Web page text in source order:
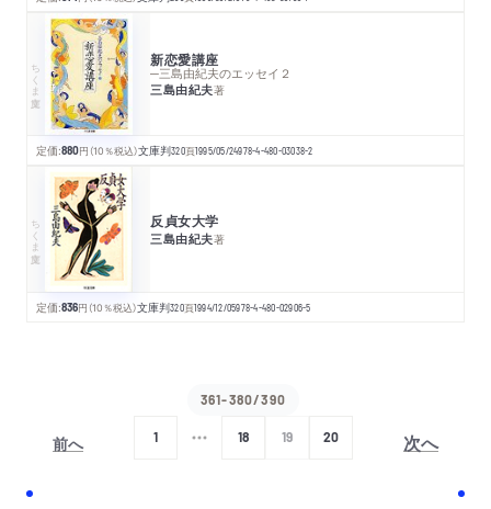
ちくま文庫 新恋愛講座
─三島由紀夫のエッセイ２
三島由紀夫著
定価:880円 （10％税込）文庫判320頁1995/05/24978-4-480-03038-2
ちくま文庫 反貞女大学
三島由紀夫著
定価:836円 （10％税込）文庫判320頁1994/12/05978-4-480-02906-5
前へ
361-380/390
1 18 19 20 次へ